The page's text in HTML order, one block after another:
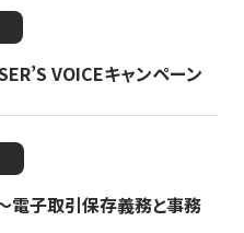
VOICEキャンペーン
電子取引保存義務と事務